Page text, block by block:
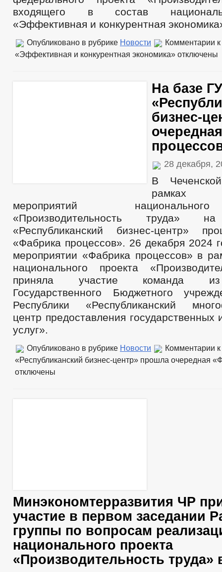
входящего в состав
«Эффективная и конкурентная
Опубликовано в рубрике Новости Комментарии
«Эффективная и конкурентная экономика» отключены
На базе
бизнес-
28 декабря,
В
рамках
мероприятий
«Производительность
«Республиканский бизнес-центр»
«Фабрика процессов». 26 декабря 2024
мероприятии «Фабрика процессов» в
национального проекта
приняла участие команда из
Государственного Бюджетного
Республики «Республиканский
центр предоставления
услуг».
Опубликовано в рубрике Новости Комментарии
«Республиканский бизнес-центр» прошла очередная
отключены
Минэкономтерразвития ЧР
участие в первом заседании
группы по вопросам
национального проекта
«Производительность труда»